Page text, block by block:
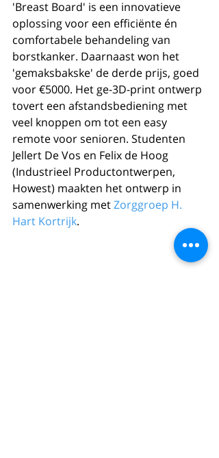
'Breast Board' is een innovatieve
oplossing voor een efficiënte én
comfortabele behandeling van
borstkanker. Daarnaast won het
'gemaksbakske' de derde prijs, goed
voor €5000. Het ge-3D-print ontwerp
tovert een afstandsbediening met
veel knoppen om tot een easy
remote voor senioren. Studenten
Jellert De Vos en Felix de Hoog
(Industrieel Productontwerpen,
Howest) maakten het ontwerp in
samenwerking met Zorggroep H.
Hart Kortrijk.